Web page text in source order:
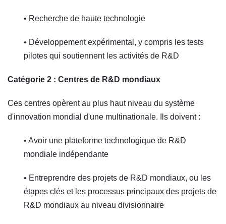
• Recherche de haute technologie
• Développement expérimental, y compris les tests
pilotes qui soutiennent les activités de R&D
Catégorie 2 : Centres de R&D mondiaux
Ces centres opèrent au plus haut niveau du système
d'innovation mondial d'une multinationale. Ils doivent :
• Avoir une plateforme technologique de R&D
mondiale indépendante
• Entreprendre des projets de R&D mondiaux, ou les
étapes clés et les processus principaux des projets de
R&D mondiaux au niveau divisionnaire